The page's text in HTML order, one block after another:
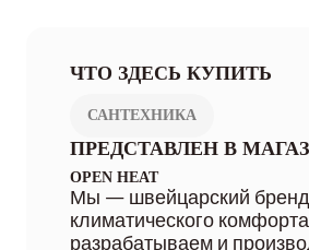
ЧТО ЗДЕСЬ КУПИТЬ
САНТЕХНИКА
ПРЕДСТАВЛЕН В
OPEN HEAT
Мы — швейцарский бренд
климатического
разрабатываем и